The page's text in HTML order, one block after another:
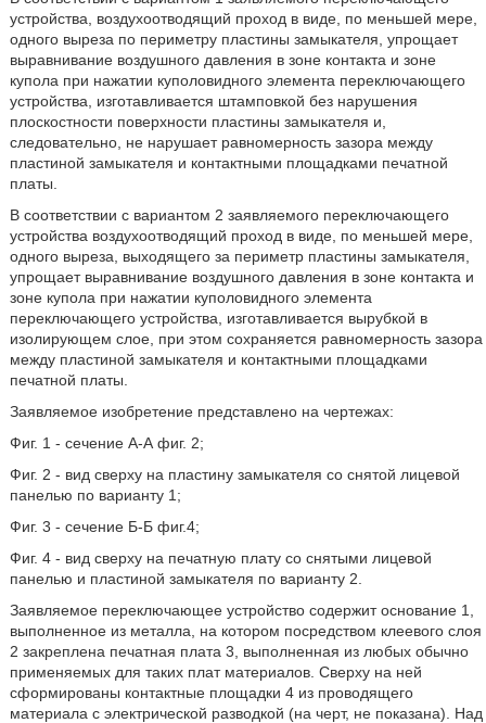
устройства, воздухоотводящий проход в виде, по меньшей мере,
одного выреза по периметру пластины замыкателя, упрощает
выравнивание воздушного давления в зоне контакта и зоне
купола при нажатии куполовидного элемента переключающего
устройства, изготавливается штамповкой без нарушения
плоскостности поверхности пластины замыкателя и,
следовательно, не нарушает равномерность зазора между
пластиной замыкателя и контактными площадками печатной
платы.
В соответствии с вариантом 2 заявляемого переключающего
устройства воздухоотводящий проход в виде, по меньшей мере,
одного выреза, выходящего за периметр пластины замыкателя,
упрощает выравнивание воздушного давления в зоне контакта и
зоне купола при нажатии куполовидного элемента
переключающего устройства, изготавливается вырубкой в
изолирующем слое, при этом сохраняется равномерность зазора
между пластиной замыкателя и контактными площадками
печатной платы.
Заявляемое изобретение представлено на чертежах:
Фиг. 1 - сечение А-А фиг. 2;
Фиг. 2 - вид сверху на пластину замыкателя со снятой лицевой
панелью по варианту 1;
Фиг. 3 - сечение Б-Б фиг.4;
Фиг. 4 - вид сверху на печатную плату со снятыми лицевой
панелью и пластиной замыкателя по варианту 2.
Заявляемое переключающее устройство содержит основание 1,
выполненное из металла, на котором посредством клеевого слоя
2 закреплена печатная плата 3, выполненная из любых обычно
применяемых для таких плат материалов. Сверху на ней
сформированы контактные площадки 4 из проводящего
материала с электрической разводкой (на черт, не показана). Над